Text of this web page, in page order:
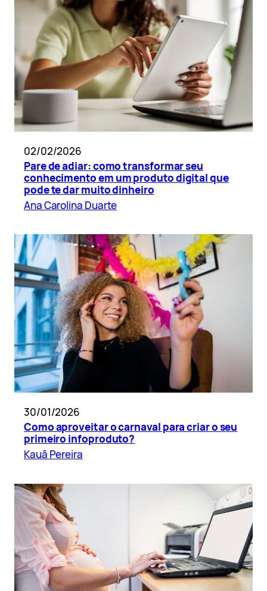
02/02/2026
Pare de adiar: como transformar seu
conhecimento em um produto digital que
pode te dar muito dinheiro
Ana Carolina Duarte
30/01/2026
Como aproveitar o carnaval para criar o seu
primeiro infoproduto?
Kauã Pereira